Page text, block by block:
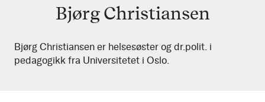
Bjørg Christiansen
Bjørg
Christiansen
Bjørg Christiansen er helsesøster og dr.polit. i
pedagogikk fra Universitetet i Oslo.